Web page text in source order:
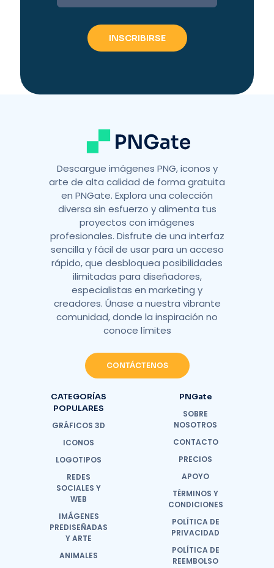
Descargue imágenes PNG, iconos y
arte de alta calidad de forma gratuita
en PNGate. Explora una colección
diversa sin esfuerzo y alimenta tus
proyectos con imágenes
profesionales. Disfrute de una interfaz
sencilla y fácil de usar para un acceso
rápido, que desbloquea posibilidades
ilimitadas para diseñadores,
especialistas en marketing y
creadores. Únase a nuestra vibrante
comunidad, donde la inspiración no
conoce límites
CONTÁCTENOS
CATEGORÍAS
POPULARES
GRÁFICOS 3D
ICONOS
LOGOTIPOS
REDES
SOCIALES Y
WEB
IMÁGENES
PREDISEÑADAS
Y ARTE
ANIMALES
PNGate
SOBRE
NOSOTROS
CONTACTO
PRECIOS
APOYO
TÉRMINOS Y
CONDICIONES
POLÍTICA DE
PRIVACIDAD
POLÍTICA DE
REEMBOLSO